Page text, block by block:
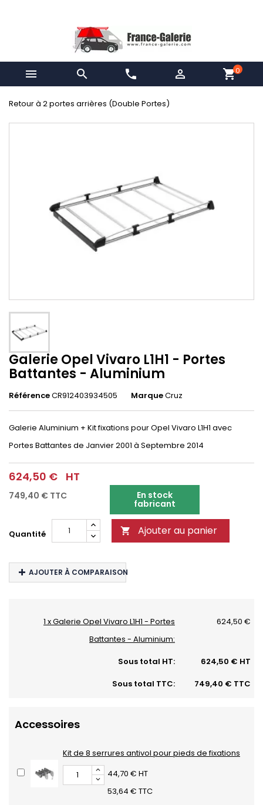
  phone  shopping_cart0
Retour à 2 portes arrières (Double Portes)
Galerie Opel Vivaro L1H1 - Portes
Battantes - Aluminium
RéférenceCR912403934505 MarqueCruz
Galerie Aluminium + Kit fixations pourOpel Vivaro L1H1 avec
Portes Battantes de Janvier 2001 à Septembre 2014
624,50 € HT
749,40 € TTC En stock
fabricant
Quantité  Ajouter au panier
AJOUTER À COMPARAISON
1 x Galerie Opel Vivaro L1H1 - Portes
Battantes - Aluminium:
624,50 €
Sous total HT:
624,50 € HT
Sous total TTC:
749,40 € TTC
Accessoires
Kit de 8 serrures antivol pour pieds de fixations
44,70 € HT
53,64 € TTC